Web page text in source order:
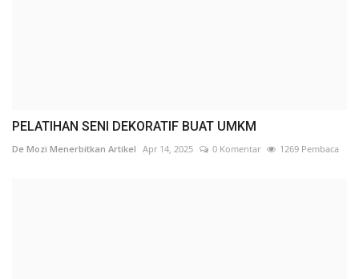
PELATIHAN SENI DEKORATIF BUAT UMKM
De Mozi Menerbitkan Artikel Apr 14, 2025 0 Komentar 1269 Pembaca